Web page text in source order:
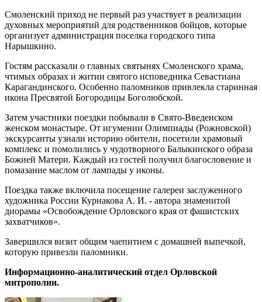
Смоленский приход не первый раз участвует в реализации
духовных мероприятий для родственников бойцов, которые
организует администрация поселка городского типа
Нарышкино.
Гостям рассказали о главных святынях Смоленского храма,
чтимых образах и житии святого исповедника Севастиана
Карагандинского. Особенно паломников привлекла старинная
икона Пресвятой Богородицы Боголюбской.
Затем участники поездки побывали в Свято-Введенском
женском монастыре. От игумении Олимпиады (Рожновской)
экскурсанты узнали историю обители, посетили храмовый
комплекс и помолились у чудотворного Балыкинского образа
Божией Матери. Каждый из гостей получил благословение и
помазание маслом от лампады у иконы.
Поездка также включила посещение галереи заслуженного
художника России Курнакова А. И. - автора знаменитой
диорамы «Освобождение Орловского края от фашистских
захватчиков».
Завершился визит общим чаепитием с домашней выпечкой,
которую привезли паломники.
Информационно-аналитический отдел Орловской
митрополии.